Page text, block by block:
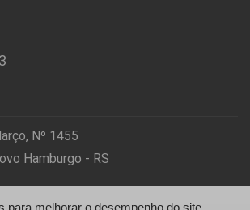
Nº 1455
Hamburgo - RS
para melhorar o desempenho do site,